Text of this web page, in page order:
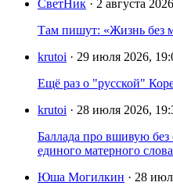
СветНик · 2 августа
Там пишут: «Жизнь без
krutoi · 29 июля 2026,
Ещё раз о "русской"
krutoi · 28 июля 2026,
Баллада про вшивую без
единого матерного слова
Юша Могилкин · 28